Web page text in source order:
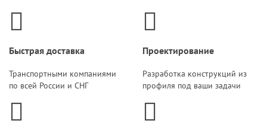
Быстрая доставка
Транспортными компаниями
по всей России и СНГ
Проектирование
Разработка конструкций из
профиля под ваши задачи